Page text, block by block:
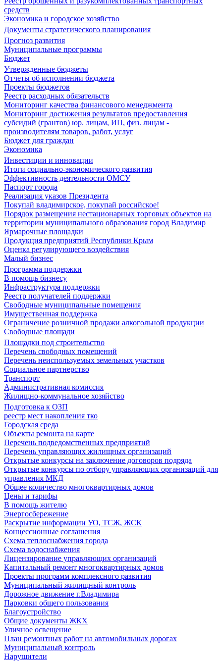
средств
Экономика и городское хозяйство
Документы стратегического планирования
Прогноз развития
Муниципальные программы
Бюджет
Утвержденные бюджеты
Отчеты об исполнении бюджета
Проекты бюджетов
Реестр расходных обязательств
Мониторинг качества финансового менеджмента
Мониторинг достижения результатов предоставления
субсидий (грантов) юр. лицам, ИП, физ. лицам -
производителям товаров, работ, услуг
Бюджет для граждан
Экономика
Инвестиции и инновации
Итоги социально-экономического развития
Эффективность деятельности ОМСУ
Паспорт города
Реализация указов Президента
Покупай владимирское, покупай российское!
Порядок размещения нестационарных торговых объектов на
территории муниципального образования город Владимир
Ярмарочные площадки
Продукция предприятий Республики Крым
Оценка регулирующего воздействия
Малый бизнес
Программа поддержки
В помощь бизнесу
Инфраструктура поддержки
Реестр получателей поддержки
Свободные муниципальные помещения
Имущественная поддержка
Ограничение розничной продажи алкогольной продукции
Свободные площади
Площадки под строительство
Перечень свободных помещений
Перечень неиспользуемых земельных участков
Социальное партнерство
Транспорт
Административная комиссия
Жилищно-коммунальное хозяйство
Подготовка к ОЗП
реестр мест накопления тко
Городская среда
Объекты ремонта на карте
Перечень подведомственных предприятий
Перечень управляющих жилищных организаций
Открытые конкурсы на заключение договоров подряда
Открытые конкурсы по отбору управляющих организаций для
управления МКД
Общее количество многоквартирных домов
Цены и тарифы
В помощь жителю
Энергосбережение
Раскрытие информации УО, ТСЖ, ЖСК
Концессионные соглашения
Схема теплоснабжения города
Схема водоснабжения
Лицензирование управляющих организаций
Капитальный ремонт многоквартирных домов
Проекты программ комплексного развития
Муниципальный жилищный контроль
Дорожное движение г.Владимира
Парковки общего пользования
Благоустройство
Общие документы ЖКХ
Уличное освещение
План ремонтных работ на автомобильных дорогах
Муниципальный контроль
Нарушители